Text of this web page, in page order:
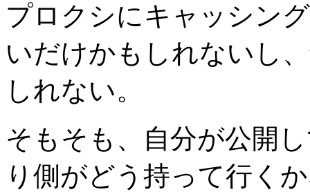
プロクシにキャッシン
いだけかもしれないし
しれない。
そもそも、自分が公開
り側がどう持って行く